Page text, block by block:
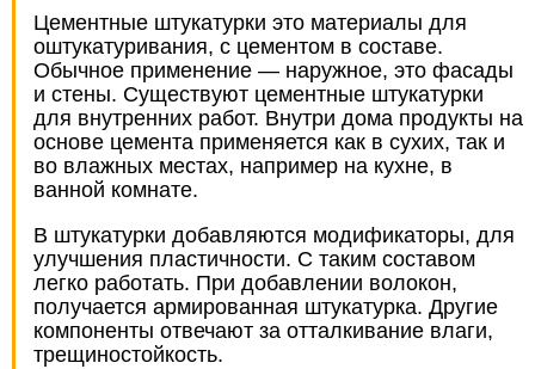
Цементные штукатурки это материалы для
оштукатуривания, с цементом в составе.
Обычное применение — наружное, это фасады
и стены. Существуют цементные штукатурки
для внутренних работ. Внутри дома продукты на
основе цемента применяется как в сухих, так и
во влажных местах, например на кухне, в
ванной комнате.
В штукатурки добавляются модификаторы, для
улучшения пластичности. С таким составом
легко работать. При добавлении волокон,
получается армированная штукатурка. Другие
компоненты отвечают за отталкивание влаги,
трещиностойкость.